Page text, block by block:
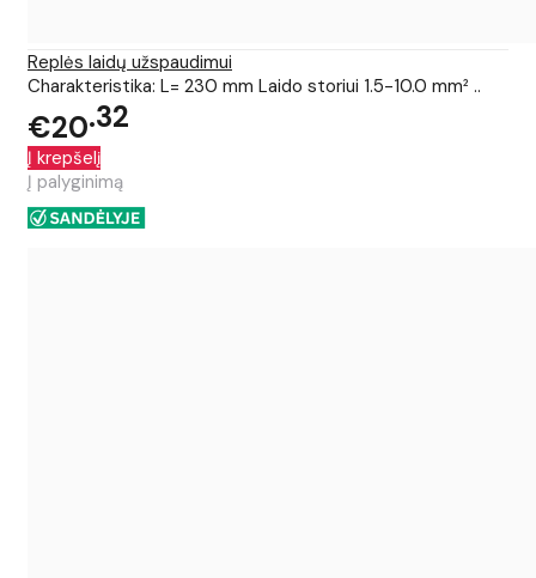
Replės laidų užspaudimui
Charakteristika: L= 230 mm Laido storiui 1.5-10.0 mm² ..
€20 32
Į krepšelį
Į palyginimą